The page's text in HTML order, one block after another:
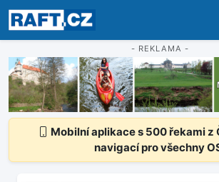
Registrace Přihlášení
- REKLAMA -
Mobilní aplikace s 500 řekami z
navigací pro všechny